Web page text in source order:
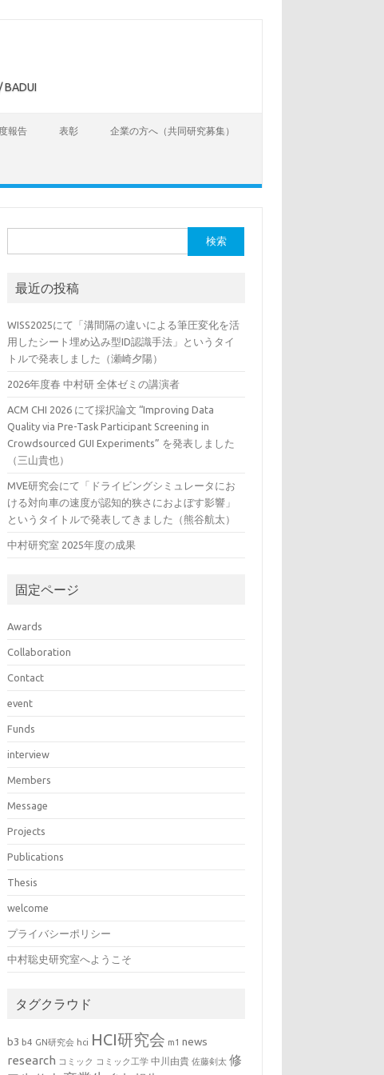
BADUI
報告 表彰 企業の方へ（共同研究募集）
索:
最近の投稿
WISS2025にて「溝間隔の違いによる筆圧変化を活
用したシート埋め込み型ID認識手法」というタイ
トルで発表しました（瀬崎夕陽）
2026年度春 中村研 全体ゼミの講演者
ACM CHI 2026 にて採択論文 “Improving Data
Quality via Pre-Task Participant Screening in
Crowdsourced GUI Experiments” を発表しました
（三山貴也）
MVE研究会にて「ドライビングシミュレータにお
ける対向車の速度が認知的狭さにおよぼす影響」
というタイトルで発表してきました（熊谷航太）
中村研究室 2025年度の成果
固定ページ
Awards
Collaboration
Contact
event
Funds
interview
Members
Message
Projects
Publications
Thesis
welcome
プライバシーポリシー
中村聡史研究室へようこそ
タグクラウド
b3 b4 GN研究会 hci HCI研究会 m1 news
research コミック コミック工学 中川由貴 佐藤剣太 修